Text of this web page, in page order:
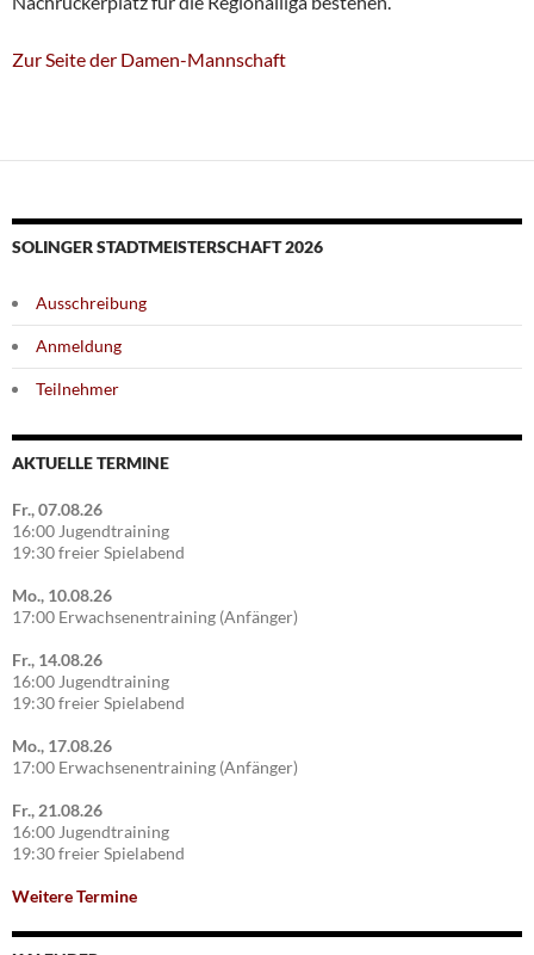
Zur Seite der Damen-Mannschaft
SOLINGER STADTMEISTERSCHAFT 2026
Ausschreibung
Anmeldung
Teilnehmer
AKTUELLE TERMINE
Fr., 07.08.26
16:00 Jugendtraining
19:30 freier Spielabend
Mo., 10.08.26
17:00 Erwachsenentraining (Anfänger)
Fr., 14.08.26
16:00 Jugendtraining
19:30 freier Spielabend
Mo., 17.08.26
17:00 Erwachsenentraining (Anfänger)
Fr., 21.08.26
16:00 Jugendtraining
19:30 freier Spielabend
Weitere Termine